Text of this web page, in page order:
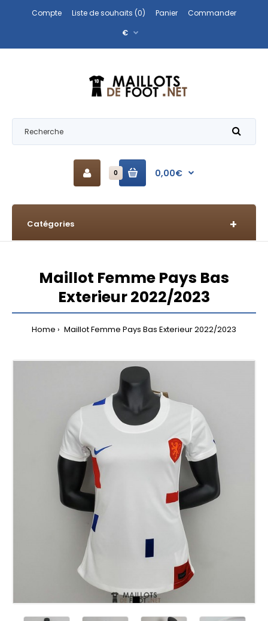
Compte Liste de souhaits (0) Panier
Commander
€
0 0,00€
Catégories
Maillot Femme Pays Bas
Exterieur 2022/2023
Home Maillot Femme Pays Bas Exterieur 2022/2023